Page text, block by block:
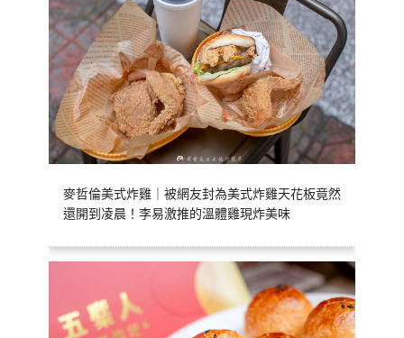
麥哲倫美式炸雞｜被網友封為美式炸雞天花板竟然
還開到凌晨！李易激推的溫體雞現炸美味